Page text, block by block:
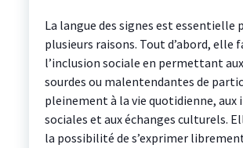
La langue des signes est essentielle
plusieurs raisons. Tout d’abord, elle
l’inclusion sociale en permettant
sourdes ou malentendantes de
pleinement à la vie quotidienne,
sociales et aux échanges culturels.
la possibilité de s’exprimer